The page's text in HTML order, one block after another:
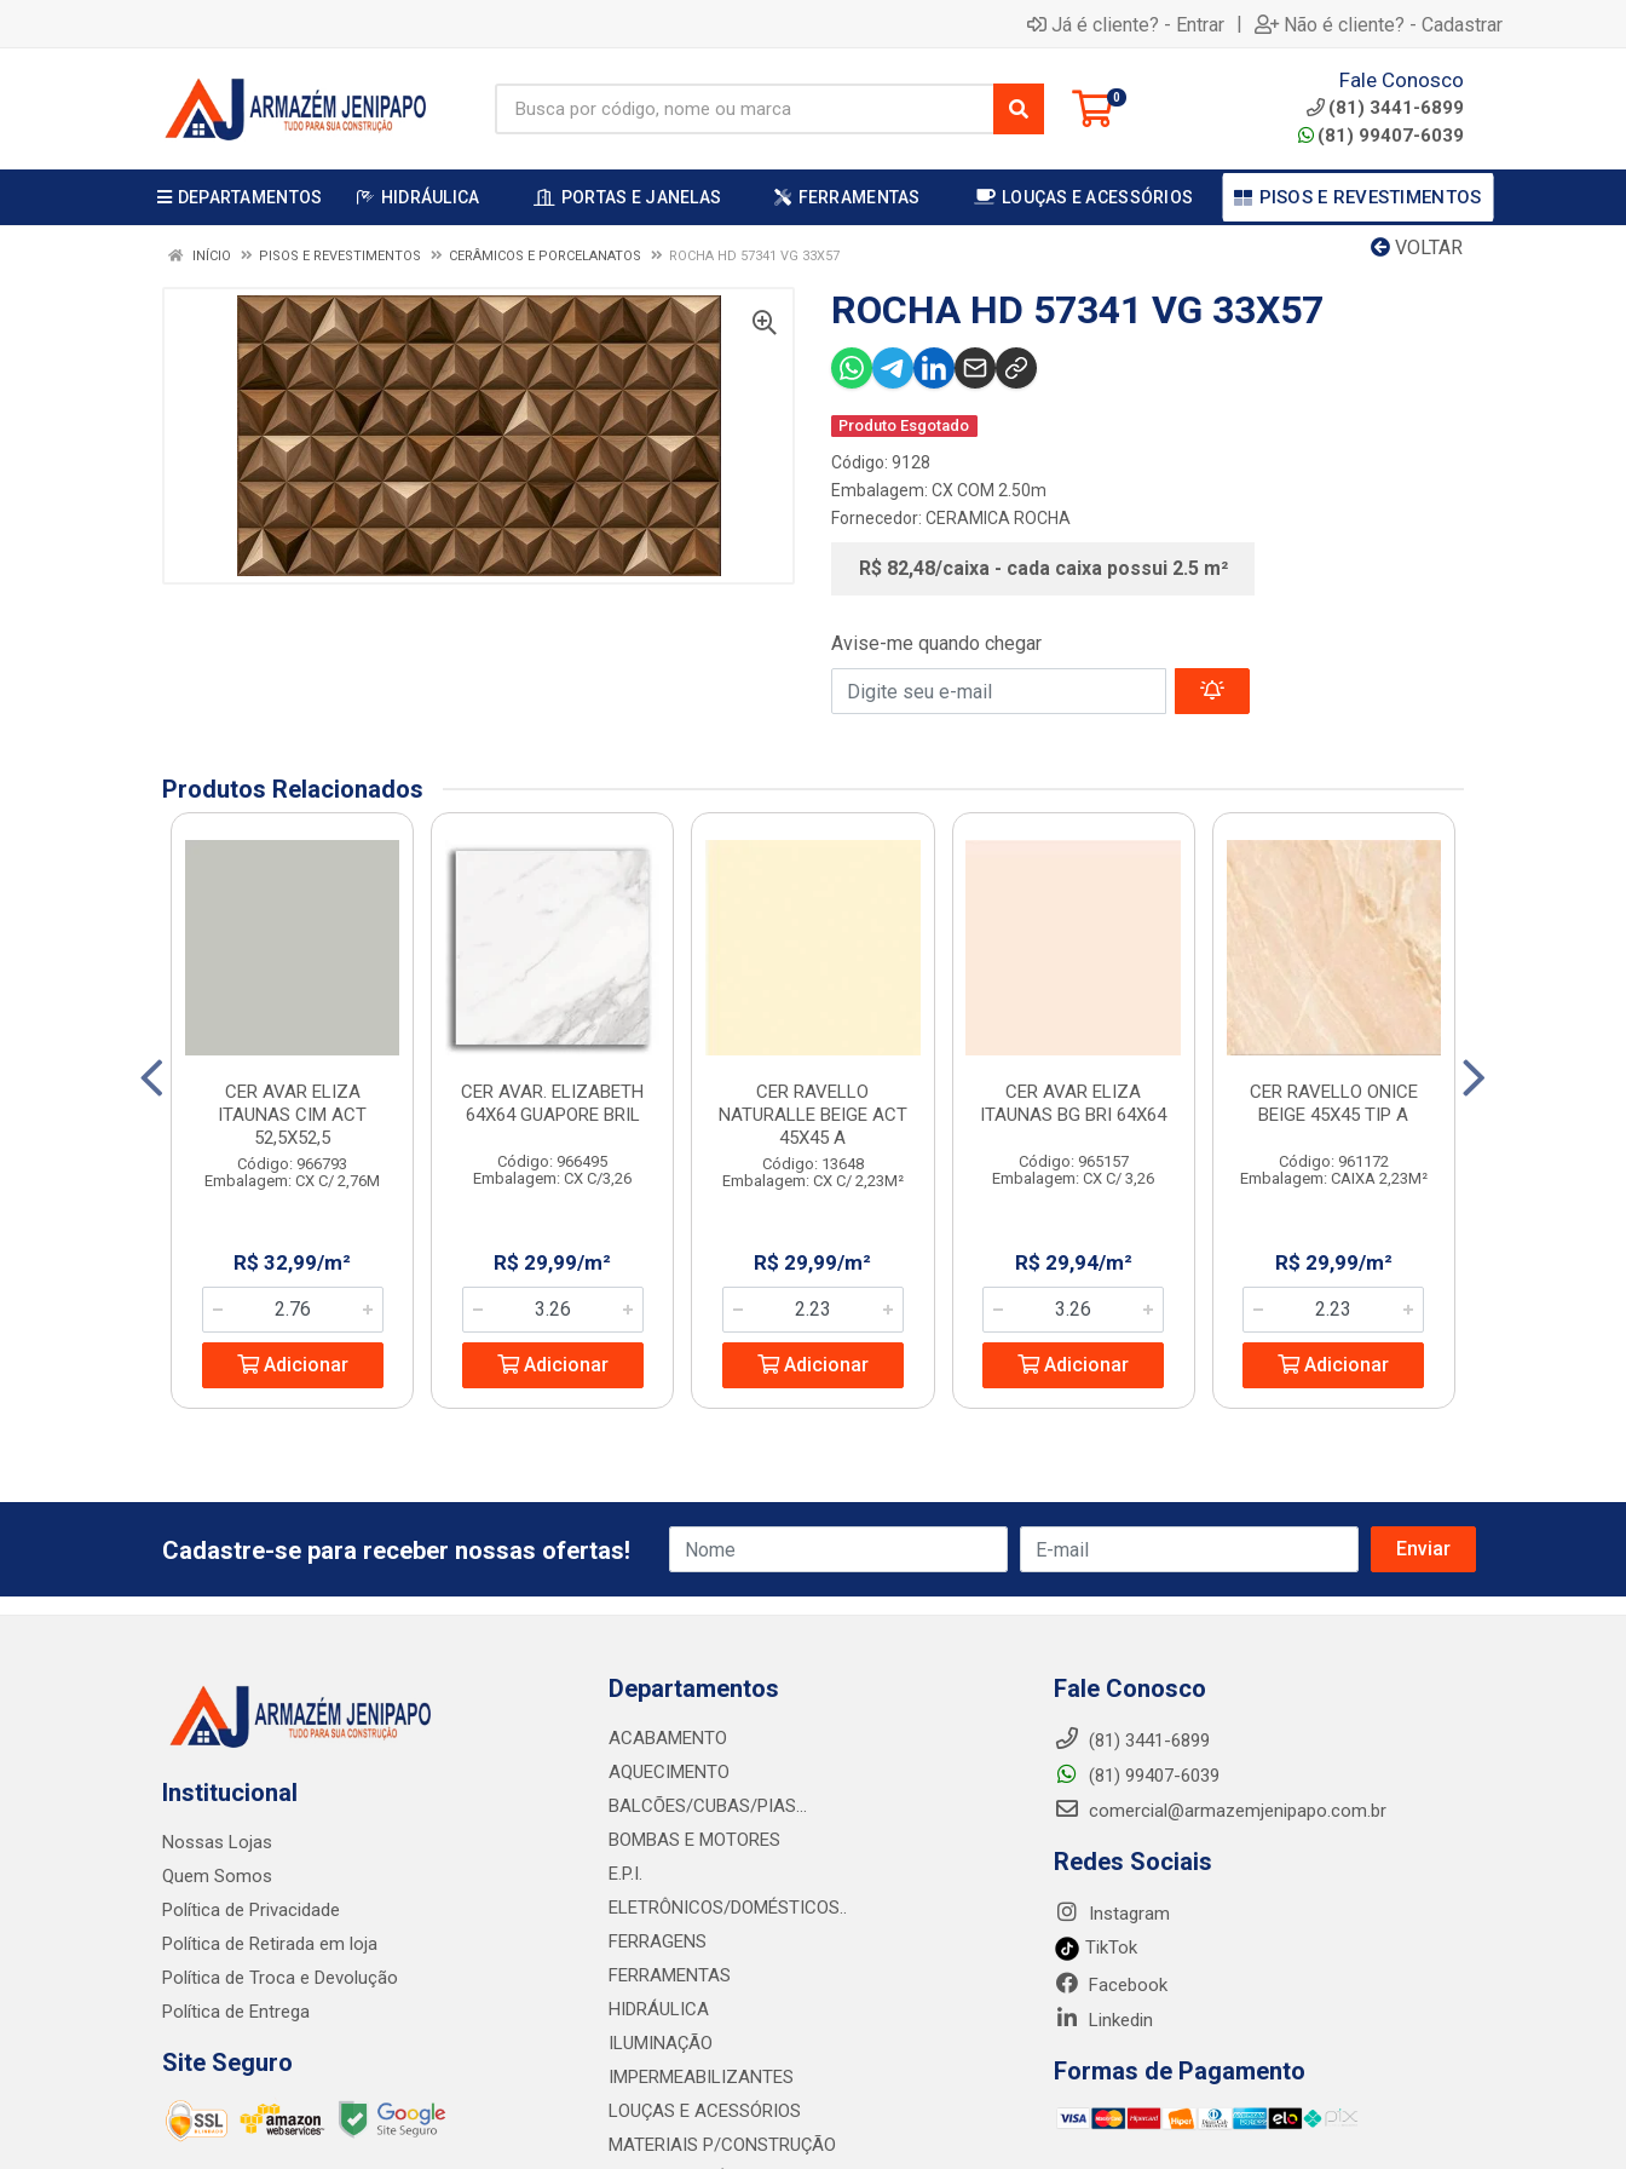
Já é cliente? - Entrar | Não é cliente? - Cadastrar
0
Fale Conosco
(81) 3441-6899
(81) 99407-6039
DEPARTAMENTOS HIDRÁULICA PORTAS E JANELAS FERRAMENTAS LOUÇAS E ACESSÓRIOS PISOS E REVESTIMENTOS
VOLTAR
INÍCIO PISOS E REVESTIMENTOS CERÂMICOS E PORCELANATOS ROCHA HD 57341 VG 33X57
ROCHA HD 57341 VG 33X57
Produto Esgotado
Código: 9128
Embalagem: CX COM 2.50m
Fornecedor: CERAMICA ROCHA
R$ 82,48/caixa - cada caixa possui 2.5 m²
Avise-me quando chegar
Produtos Relacionados
CER AVAR ELIZA
ITAUNAS CIM ACT
52,5X52,5
Código: 966793
Embalagem: CX C/ 2,76M
R$ 32,99/m²
Adicionar
CER AVAR. ELIZABETH
64X64 GUAPORE BRIL
Código: 966495
Embalagem: CX C/3,26
R$ 29,99/m²
Adicionar
CER RAVELLO
NATURALLE BEIGE ACT
45X45 A
Código: 13648
Embalagem: CX C/ 2,23M²
R$ 29,99/m²
Adicionar
CER AVAR ELIZA
ITAUNAS BG BRI 64X64
Código: 965157
Embalagem: CX C/ 3,26
R$ 29,94/m²
Adicionar
CER RAVELLO ONICE
BEIGE 45X45 TIP A
Código: 961172
Embalagem: CAIXA 2,23M²
R$ 29,99/m²
Adicionar
Cadastre-se para receber nossas ofertas!
Institucional
Nossas Lojas
Quem Somos
Política de Privacidade
Política de Retirada em loja
Política de Troca e Devolução
Política de Entrega
Site Seguro
Departamentos
ACABAMENTO
AQUECIMENTO
BALCÕES/CUBAS/PIAS...
BOMBAS E MOTORES
E.P.I.
ELETRÔNICOS/DOMÉSTICOS..
FERRAGENS
FERRAMENTAS
HIDRÁULICA
ILUMINAÇÃO
IMPERMEABILIZANTES
LOUÇAS E ACESSÓRIOS
MATERIAIS P/CONSTRUÇÃO
Fale Conosco
(81) 3441-6899
(81) 99407-6039
comercial@armazemjenipapo.com.br
Redes Sociais
Instagram
TikTok
Facebook
Linkedin
Formas de Pagamento